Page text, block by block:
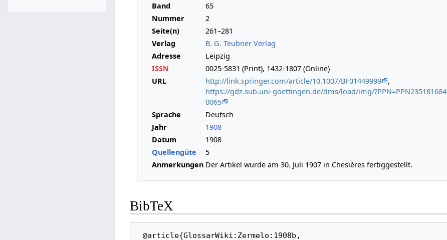
Band
65
Nummer
2
Seite(n)
261–281
Verlag
B. G. Teubner Verlag
Adresse
Leipzig
ISSN
0025-5831 (Print), 1432-1807 (Online)
URL
http://link.springer.com/article/10.1007/BF01449999
,
https://gdz.sub.uni-goettingen.de/dms/load/img/?PPN=PPN235181684
0065
Sprache
Deutsch
Jahr
1908
Datum
1908
Quellengüte
5
Anmerkungen Der Artikel wurde am 30. Juli 1907 in Chesières fertiggestellt.
BibTeX